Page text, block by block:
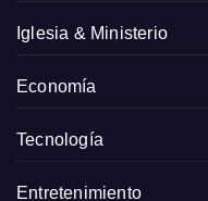
Iglesia & Ministerio
Economía
Tecnología
Entretenimiento